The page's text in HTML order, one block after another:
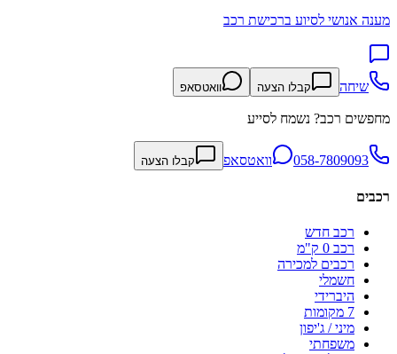
מענה אנושי לסיוע ברכישת רכב
שיחה קבלו הצעה וואטסאפ
מחפשים רכב? נשמח לסייע
058-7809093 וואטסאפ קבלו הצעה
רכבים
רכב חדש
רכב 0 ק"מ
רכבים למכירה
חשמלי
היברידי
7 מקומות
מיני / ג'יפון
משפחתי